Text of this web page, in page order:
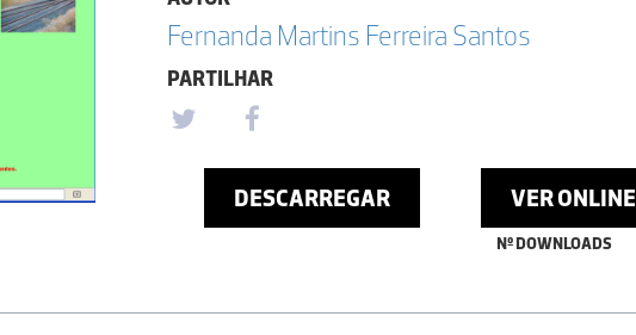
Fernanda Martins Ferreira Santos
PARTILHAR
DESCARREGAR VER ONLINE
Nº DOWNLOADS